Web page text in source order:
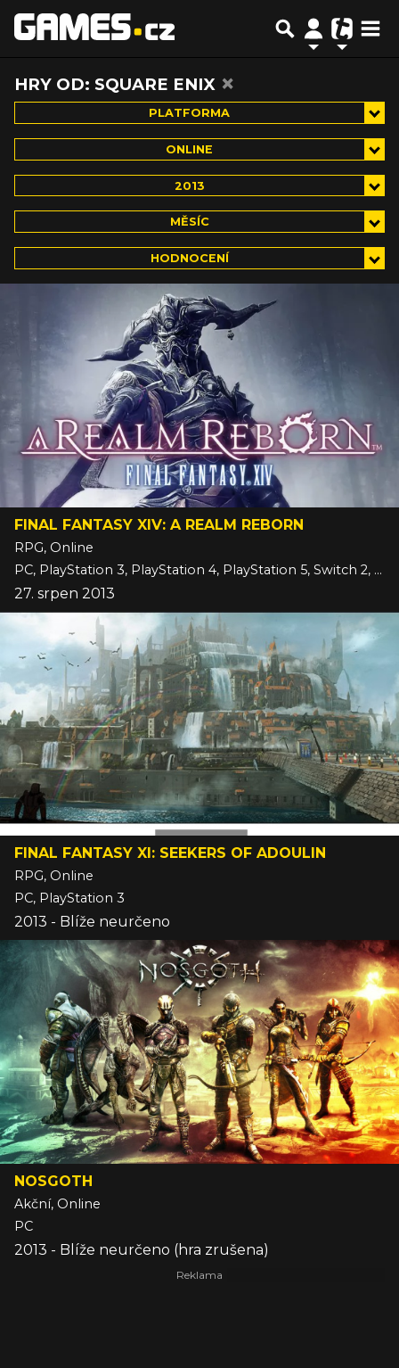
HRY OD: SQUARE ENIX ×
PLATFORMA
ONLINE
2013
MĚSÍC
HODNOCENÍ
FINAL FANTASY XIV: A REALM REBORN
RPG, Online
PC, PlayStation 3, PlayStation 4, PlayStation 5, Switch 2, Xbox Series
27. srpen 2013
FINAL FANTASY XI: SEEKERS OF ADOULIN
RPG, Online
PC, PlayStation 3
2013 - Blíže neurčeno
NOSGOTH
Akční, Online
PC
2013 - Blíže neurčeno (hra zrušena)